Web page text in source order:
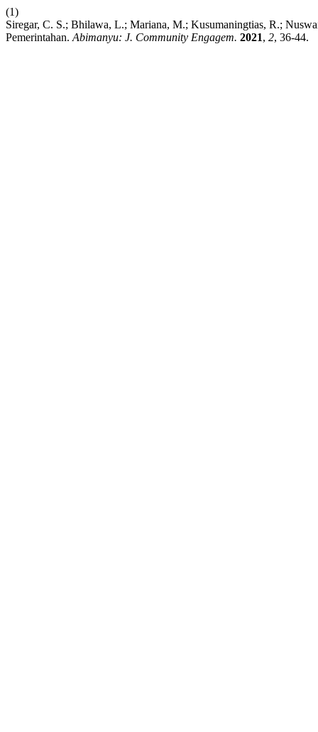
(1)
Siregar, C. S.; Bhilawa, L.; Mariana, M.; Kusumaningtias, R.;
Pemerintahan. Abimanyu: J. Community Engagem. 2021, 2, 36-44.